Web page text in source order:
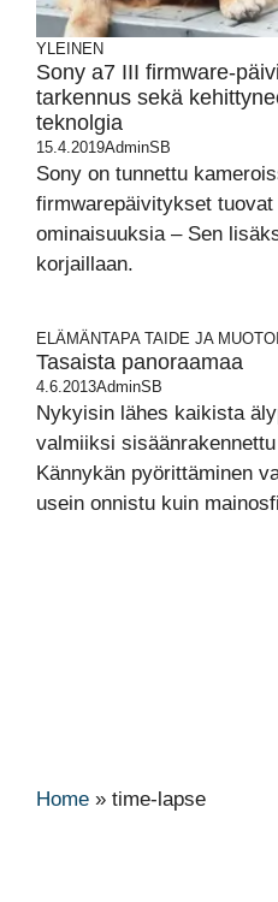
YLEINEN
Sony a7 III firmware-
tarkennus sekä
teknolgia
15.4.2019AdminSB
Sony on tunnettu
firmwarepäivitykset
ominaisuuksia – Sen
korjaillaan.
ELÄMÄNTAPA TAIDE JA
Tasaista panoraamaa
4.6.2013AdminSB
Nykyisin lähes kaikista
valmiiksi
Kännykän pyörittäminen
usein onnistu kuin
Home » time-lapse